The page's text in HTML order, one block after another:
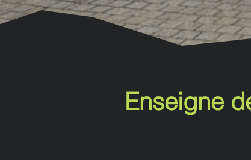
Enseigne